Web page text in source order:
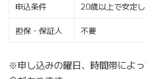
申込条件 20歳以上で安定
担保・保証人 不要
※申し込みの曜日、時間帯によ